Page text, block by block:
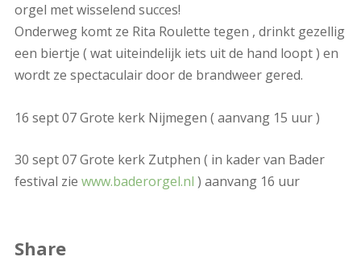
orgel met wisselend succes!
Onderweg komt ze Rita Roulette tegen , drinkt gezellig
een biertje ( wat uiteindelijk iets uit de hand loopt ) en
wordt ze spectaculair door de brandweer gered.
16 sept 07 Grote kerk Nijmegen ( aanvang 15 uur )
30 sept 07 Grote kerk Zutphen ( in kader van Bader
festival zie www.baderorgel.nl ) aanvang 16 uur
Share